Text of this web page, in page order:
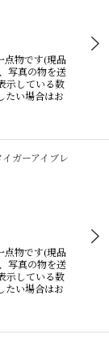
点物です(現品
写真の物を送
示している数
たい場合はお
ガーアイブレ
点物です(現品
写真の物を送
示している数
たい場合はお